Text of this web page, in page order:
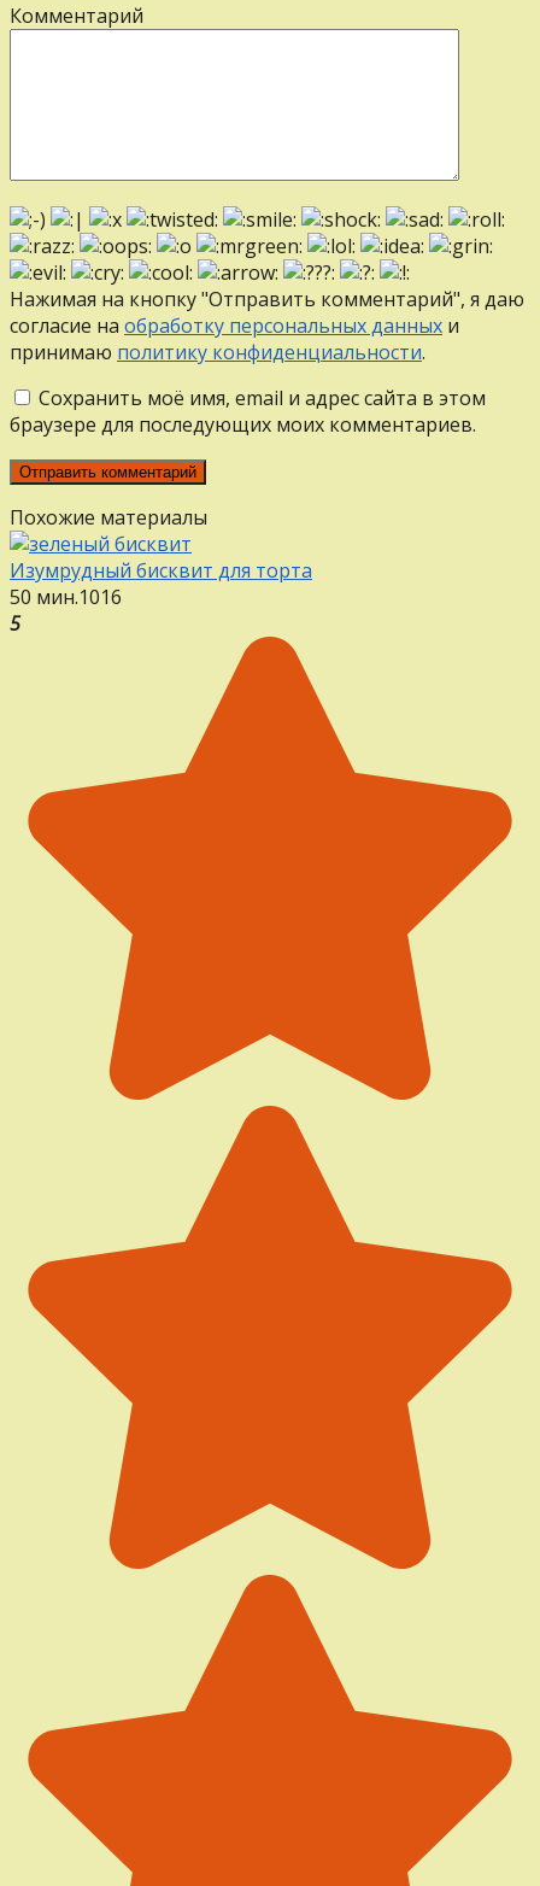
Комментарий
Нажимая на кнопку "Отправить комментарий", я даю
согласие на обработку персональных данных и
принимаю политику конфиденциальности.
Сохранить моё имя, email и адрес сайта в этом
браузере для последующих моих комментариев.
Похожие материалы
Изумрудный бисквит для торта
50 мин.1016
5